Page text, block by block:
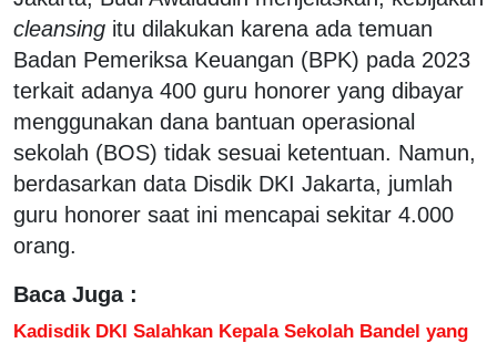
cleansing itu dilakukan karena ada temuan
Badan Pemeriksa Keuangan (BPK) pada 2023
terkait adanya 400 guru honorer yang dibayar
menggunakan dana bantuan operasional
sekolah (BOS) tidak sesuai ketentuan. Namun,
berdasarkan data Disdik DKI Jakarta, jumlah
guru honorer saat ini mencapai sekitar 4.000
orang.
Baca Juga :
Kadisdik DKI Salahkan Kepala Sekolah Bandel yang